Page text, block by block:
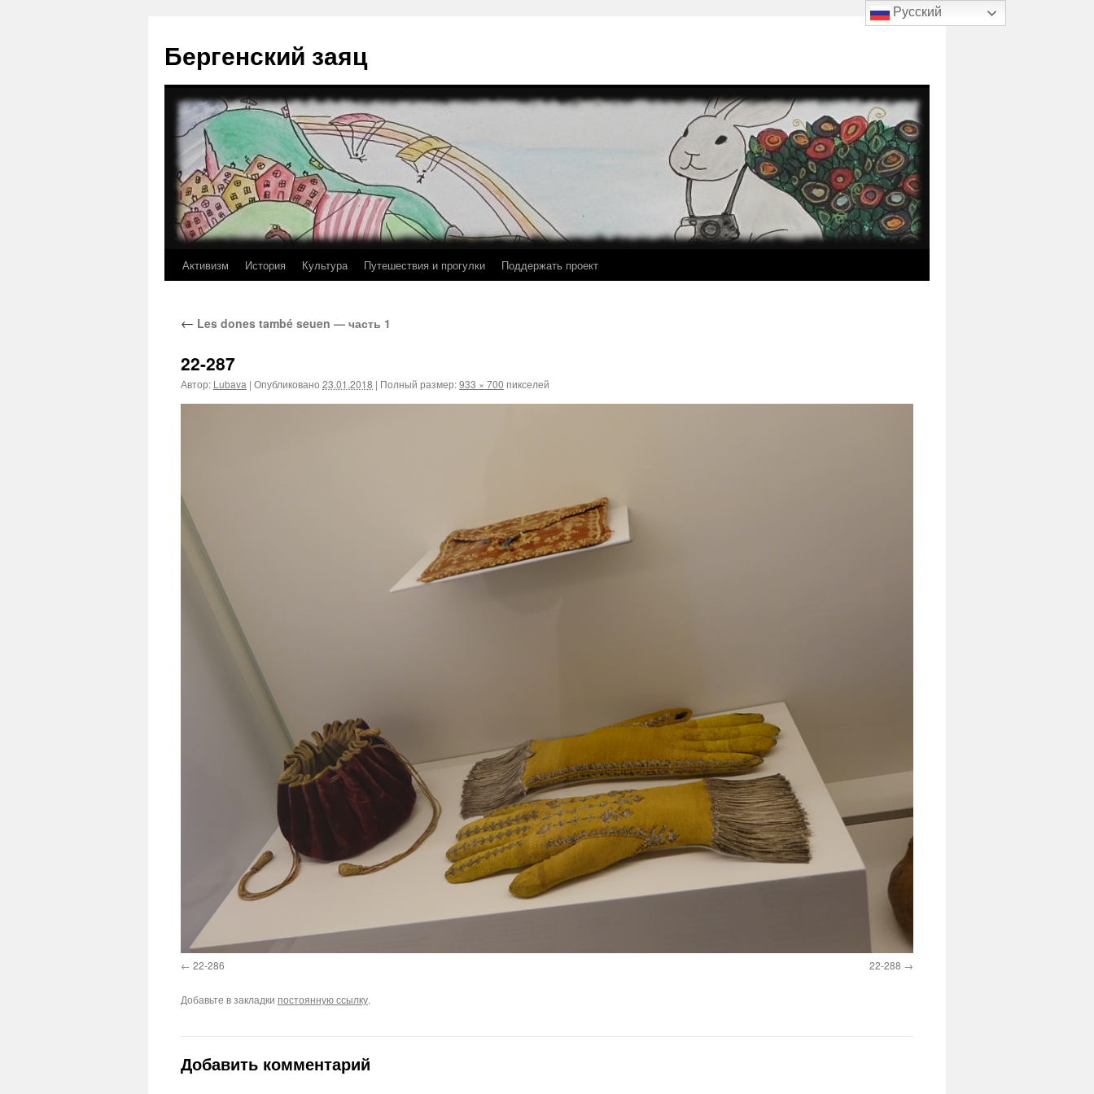
содержимому
Бергенский заяц
Активизм История Культура Путешествия и прогулки Поддержать проект
← Les dones també seuen — часть 1
22-287
Автор: Lubava | Опубликовано 23.01.2018 | Полный размер:933 × 700 пикселей
22-286 22-288
Добавьте в закладки постоянную ссылку.
Добавить комментарий
Русский